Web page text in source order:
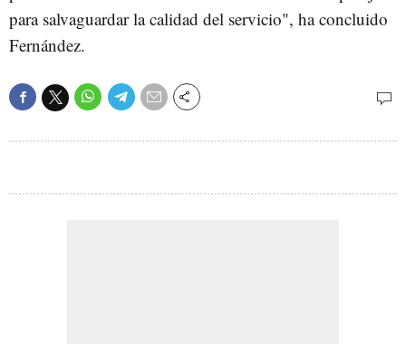
para salvaguardar la calidad del servicio", ha concluido
Fernández.